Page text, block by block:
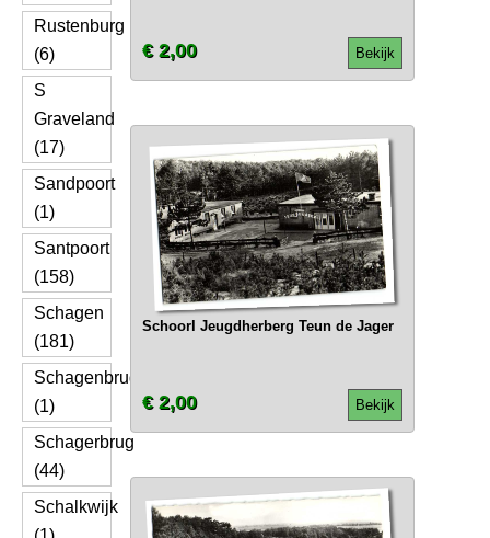
Rustenburg
(6)
S
Graveland
(17)
Sandpoort
(1)
Santpoort
(158)
Schagen
(181)
Schagenbrug
(1)
Schagerbrug
(44)
Schalkwijk
Bekijk
€ 2,00
Schoorl Jeugdherberg Teun de Jager
Bekijk
€ 2,00